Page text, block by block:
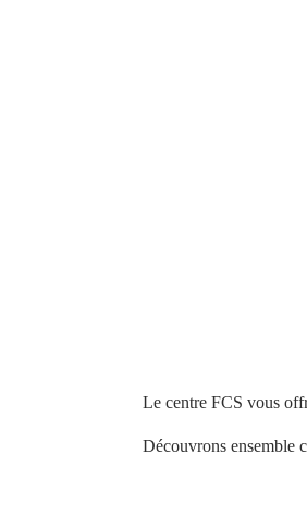
Le centre FCS vous
Découvrons ensemble